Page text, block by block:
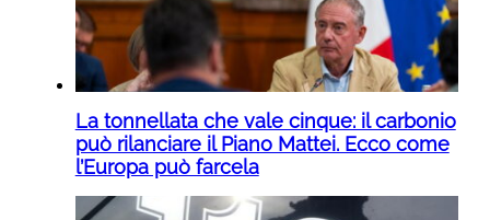
La tonnellata che vale cinque: il carbonio
può rilanciare il Piano Mattei. Ecco come
l’Europa può farcela